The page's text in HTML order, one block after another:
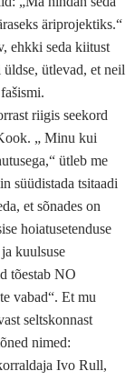
äriprojektiks.“
ehkki seda kiitust
ütlevad, et neil
riigis seekord
„ Minu kui
ütleb me
süüdistada tsitaadi
et sõnades on
hoiatusetenduse
kuulsuse
tõestab NO
vabad“. Et mu
seltskonnast
nimed:
Ivo Rull,